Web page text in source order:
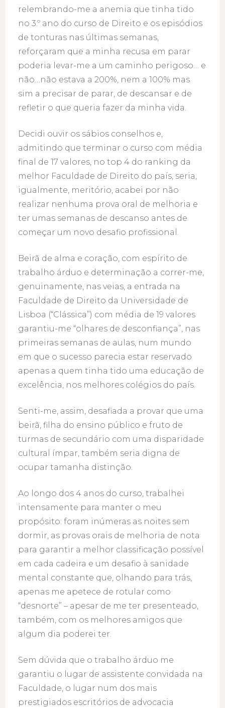
relembrando-me a anemia que tinha tido
no 3.º ano do curso de Direito e os episódios
de tonturas nas últimas semanas,
reforçaram que a minha recusa em parar
poderia levar-me a um caminho perigoso… e
não…não estava a 200%, nem a 100% mas
sim a precisar de parar, de descansar e de
refletir o que queria fazer da minha vida.
Decidi ouvir os sábios conselhos e,
admitindo que terminar o curso com média
final de 17 valores, no top 4 do ranking da
melhor Faculdade de Direito do país, seria,
igualmente, meritório, acabei por não
realizar nenhuma prova oral de melhoria e
ter umas semanas de descanso antes de
começar um novo desafio profissional.
Beirã de alma e coração, com espírito de
trabalho árduo e determinação a correr-me,
genuinamente, nas veias, a entrada na
Faculdade de Direito da Universidade de
Lisboa (“Clássica”) com média de 19 valores
garantiu-me “olhares de desconfiança”, nas
primeiras semanas de aulas, num mundo
em que o sucesso parecia estar reservado
apenas a quem tinha tido uma educação de
excelência, nos melhores colégios do país.
Senti-me, assim, desafiada a provar que uma
beirã, filha do ensino público e fruto de
turmas de secundário com uma disparidade
cultural ímpar, também seria digna de
ocupar tamanha distinção.
Ao longo dos 4 anos do curso, trabalhei
intensamente para manter o meu
propósito: foram inúmeras as noites sem
dormir, as provas orais de melhoria de nota
para garantir a melhor classificação possível
em cada cadeira e um desafio à sanidade
mental constante que, olhando para trás,
apenas me apetece de rotular como
“desnorte” – apesar de me ter presenteado,
também, com os melhores amigos que
algum dia poderei ter.
Sem dúvida que o trabalho árduo me
garantiu o lugar de assistente convidada na
Faculdade, o lugar num dos mais
prestigiados escritórios de advocacia